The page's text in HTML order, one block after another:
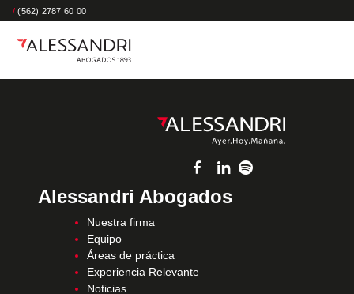
/ (562) 2787 60 00
Alessandri Abogados
Nuestra firma
Equipo
Áreas de práctica
Experiencia Relevante
Noticias